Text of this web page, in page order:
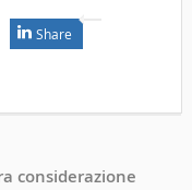
Share
considerazione